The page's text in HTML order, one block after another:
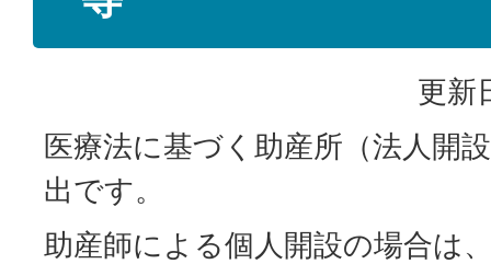
更新
医療法に基づく助産所（法人開
出です。
助産師による個人開設の場合は